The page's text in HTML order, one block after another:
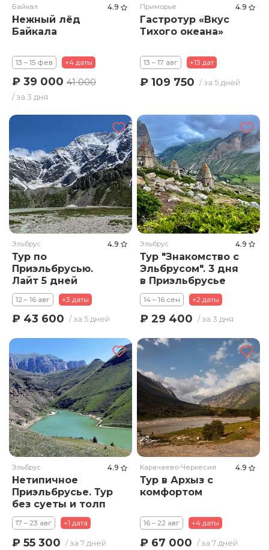
Байкал 4.9
Нежный лёд
Байкала
13 – 15 фев +4 даты
₽ 39 000 41 000
/ за 3 дня
Приморье 4.9
Гастротур «Вкус
Тихого океана»
13 – 17 авг +13 дат
₽ 109 750 / за 5 дней
Эльбрус 4.9
Тур по
Приэльбрусью.
Лайт 5 дней
12 – 16 авг +3 даты
₽ 43 600 / за 5 дней
Эльбрус 4.9
Тур "Знакомство с
Эльбрусом". 3 дня
в Приэльбрусье
14 – 16 сен +2 даты
₽ 29 400 / за 3 дня
Эльбрус 4.9
Нетипичное
Приэльбрусье. Тур
без суеты и толп
туристов
17 – 23 авг +1 дата
₽ 55 300 / за 7 дней
Карачаево-Черкесия 4.9
Тур в Архыз с
комфортом
16 – 22 авг +4 даты
₽ 67 000 / за 7 дней